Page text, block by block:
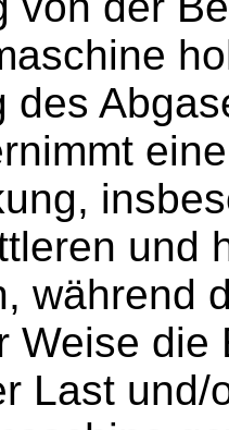
des
und
während
Weise
Last